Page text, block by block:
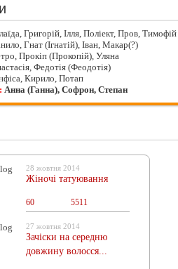
Григорій, Ілля, Поліект, Пров, Тимофій
Гнат (Ігнатій), Іван, Макар(?)
Прокіп (Прокопій), Уляна
Федотія (Феодотія)
Кирило, Потап
Анна (Ганна), Софрон, Степан
28 жовтня 2014
Жіночі татуювання
60 5511
27 жовтня 2014
Зачіски на середню
довжину волосся...